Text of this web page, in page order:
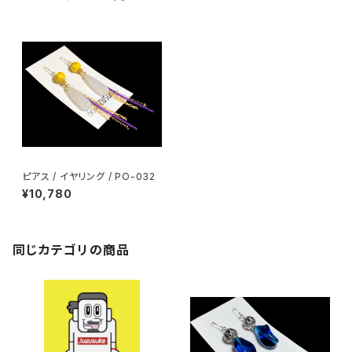
ピアス / イヤリング / PO-032
¥10,780
同じカテゴリの商品